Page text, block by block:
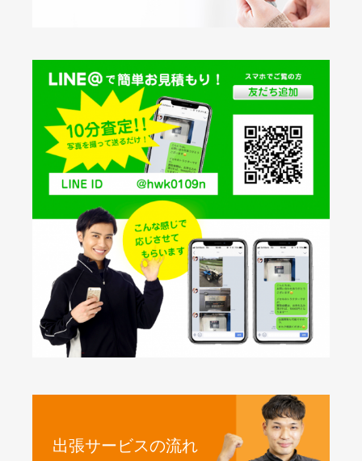
出張サービスの流れ